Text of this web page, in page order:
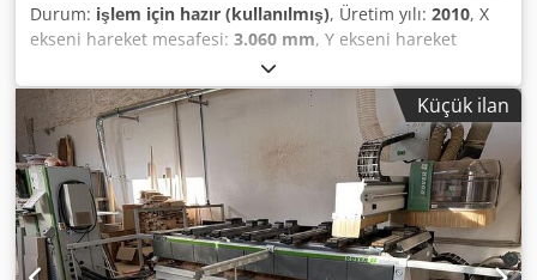
Durum: işlem için hazır (kullanılmış), Üretim yılı: 2010, X
ekseni hareket mesafesi: 3.060 mm, Y ekseni hareket
, Z ekseni hareket mesafesi:
eksen sayısı:5, Bu 5 eksenli BIESSE Rover A4.30 makinesi
2010 yılında üretilmiştir. X ekseninde 3.060 mm ve Y
ekseninde 1.320 mm çalışma alanına sahip olup, 12 kW
gücünde hava soğutmalı bir elektrospindle ile
donatılmıştır. Makine, BIESSEWORKS ile gelişmiş
programlama özelliğine ve 10 konumlu döner takım
değiştiriciye sahiptir. Yüksek kaliteli CNC ahşap işleme
kapasitesi arıyorsanız, satışa sunduğumuz BIESSE Rover
Küçük ilan